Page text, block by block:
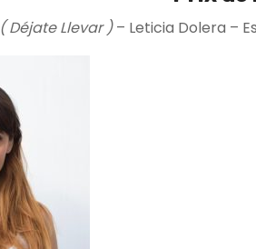
( Déjate Llevar )– Leticia Dolera –